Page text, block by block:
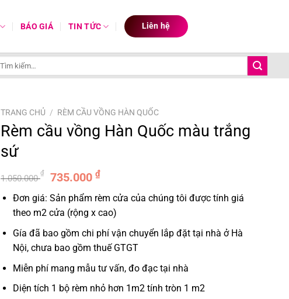
BÁO GIÁ TIN TỨC Liên hệ
TRANG CHỦ / RÈM CẦU VỒNG HÀN QUỐC
Rèm cầu vồng Hàn Quốc màu trắng
sứ
1.050.000
₫
Giá
gốc
là:
1.050.000 ₫.
735.000 ₫Giá
hiện
tại
là:
735.000 ₫.
Đơn giá: Sản phẩm rèm cửa của chúng tôi được tính giá
theo m2 cửa (rộng x cao)
Gía đã bao gồm chi phí vận chuyển lắp đặt tại nhà ở Hà
Nội, chưa bao gồm thuế GTGT
Miễn phí mang mẫu tư vấn, đo đạc tại nhà
Diện tích 1 bộ rèm nhỏ hơn 1m2 tính tròn 1 m2